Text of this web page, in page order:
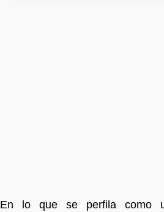
En lo que se perfila como